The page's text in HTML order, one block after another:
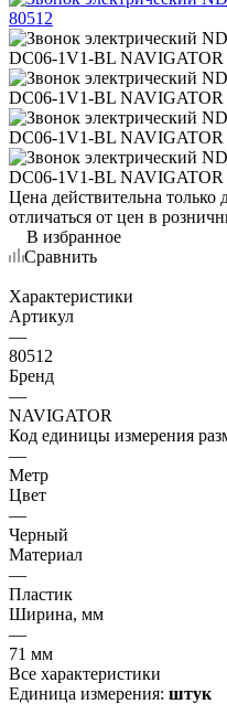
Цена действительна только
отличаться от цен в
В избранное
Сравнить
Характеристики
Артикул
—
80512
Бренд
—
NAVIGATOR
Код единицы измерения
—
Метр
Цвет
—
Черный
Материал
—
Пластик
Ширина, мм
—
71 мм
Все характеристики
Единица измерения: штук